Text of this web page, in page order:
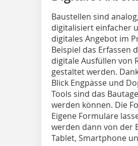
Baustellen sind
digitalisiert einfacher
digitales Angebot im
Beispiel das Erfassen
digitale Ausfüllen von
gestaltet werden.
Blick Engpässe und
Tools sind das
werden können. Die
Eigene Formulare
werden dann von der
Tablet, Smartphone